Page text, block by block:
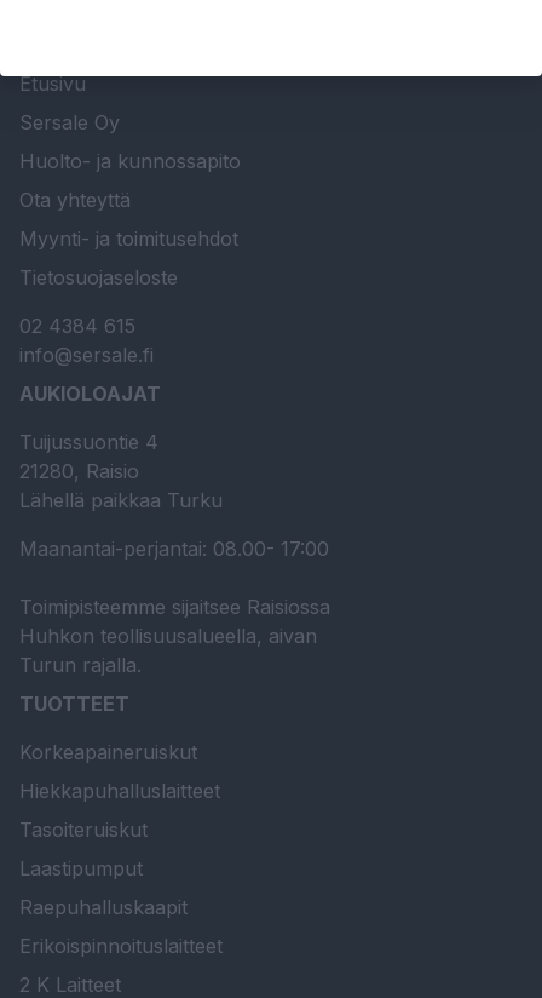
Etusivu
Sersale Oy
Huolto- ja kunnossapito
Ota yhteyttä
Myynti- ja toimitusehdot
Tietosuojaseloste
02 4384 615
info@sersale.fi
AUKIOLOAJAT
Tuijussuontie 4
21280, Raisio
Lähellä paikkaa Turku
Maanantai-perjantai: 08.00- 17:00
Toimipisteemme sijaitsee Raisiossa
Huhkon teollisuusalueella, aivan
Turun rajalla.
TUOTTEET
Korkeapaineruiskut
Hiekkapuhalluslaitteet
Tasoiteruiskut
Laastipumput
Raepuhalluskaapit
Erikoispinnoituslaitteet
2 K Laitteet